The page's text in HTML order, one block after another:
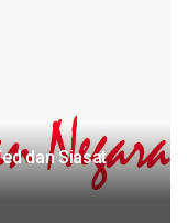
dan Siasat